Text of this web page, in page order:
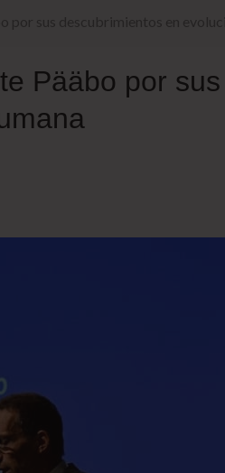
Pääbo por sus